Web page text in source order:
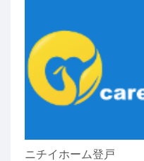
ニチイホーム登戸